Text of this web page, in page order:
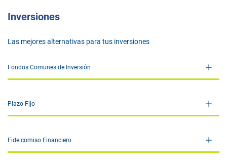
Inversiones
Las mejores alternativas para tus inversiones
Fondos Comunes de Inversión
Plazo Fijo
Fideicomiso Financiero